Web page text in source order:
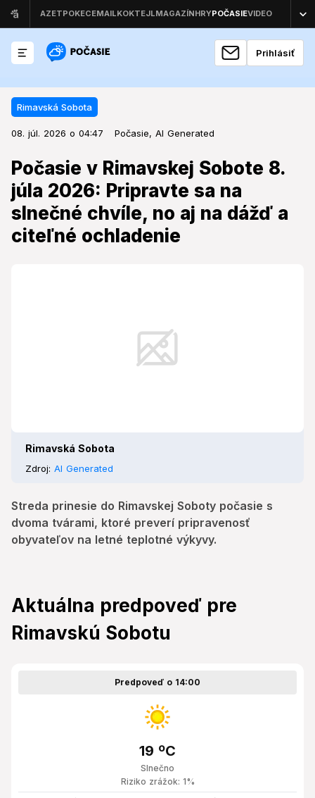
Prihlásiť
Rimavská Sobota
08. júl. 2026 o 04:47 Počasie, AI Generated
Počasie v Rimavskej Sobote 8.
júla 2026: Pripravte sa na
slnečné chvíle, no aj na dážď a
citeľné ochladenie
Rimavská Sobota
Zdroj: AI Generated
Streda prinesie do Rimavskej Soboty počasie s
dvoma tvárami, ktoré preverí pripravenosť
obyvateľov na letné teplotné výkyvy.
Rimavská Sobota
Počasie v Rimavskej Sobote 8. júla
2026: Pripravte sa na slnečné
chvíle, no aj na dážď a citeľné
ochladenie
Streda prinesie do Rimavskej Soboty počasie s
Aktuálna predpoveď pre
Rimavskú Sobotu
Predpoveď o 14:00
Slnečno
19 ºC
Riziko zrážok: 1%